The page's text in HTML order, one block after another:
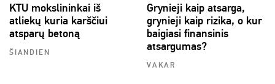
KTU mokslininkai iš
atliekų kuria karščiui
atsparų betoną
ŠIANDIEN
Grynieji kaip atsarga,
grynieji kaip rizika, o kur
baigiasi finansinis
atsargumas?
VAKAR